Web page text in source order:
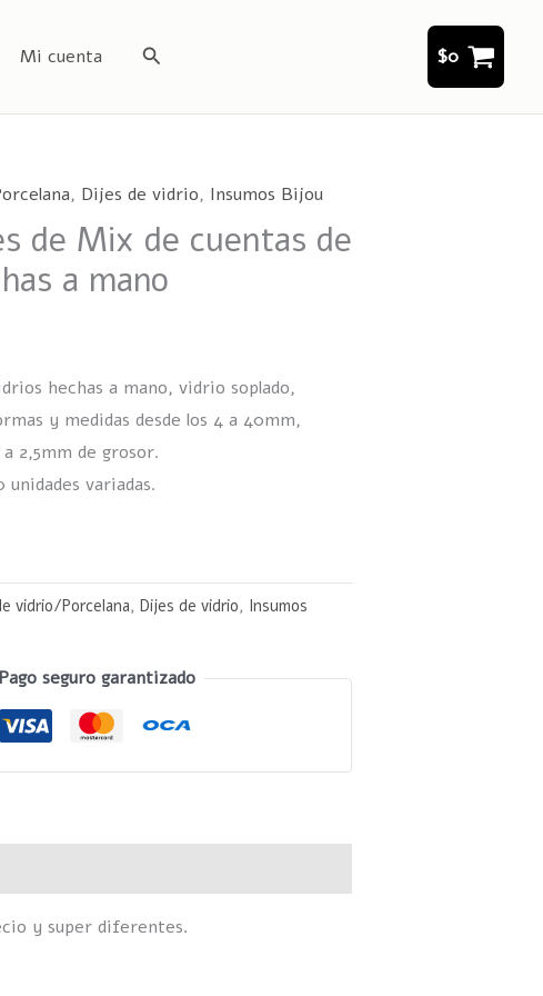
Mi cuenta Buscar $0
, Dijes de vidrio, Insumos Bijou
de Mix de cuentas de
a mano
hechas a mano, vidrio soplado,
y medidas desde los 4 a 40mm,
2,5mm de grosor.
variadas.
vidrio/Porcelana, Dijes de vidrio, Insumos
Pago seguro garantizado
y super diferentes.